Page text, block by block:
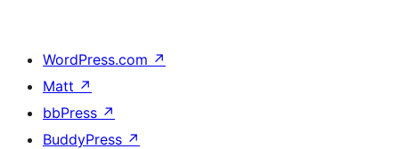
WordPress.com ↗
Matt ↗
bbPress ↗
BuddyPress ↗